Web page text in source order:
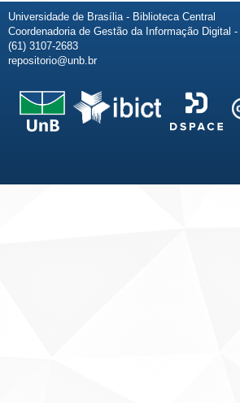
Universidade de Brasília - Biblioteca Central
Coordenadoria de Gestão da Informação Digital
(61) 3107-2683
repositorio@unb.br